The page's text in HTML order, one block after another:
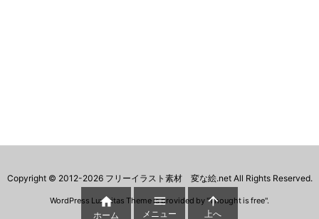
Copyright © 2012-2026 フリーイラスト素材 変な絵.netAll Rights Reserved.
WordPress Luxeritas Theme is provided by "Thought is free".

ホーム

メニュー

上へ